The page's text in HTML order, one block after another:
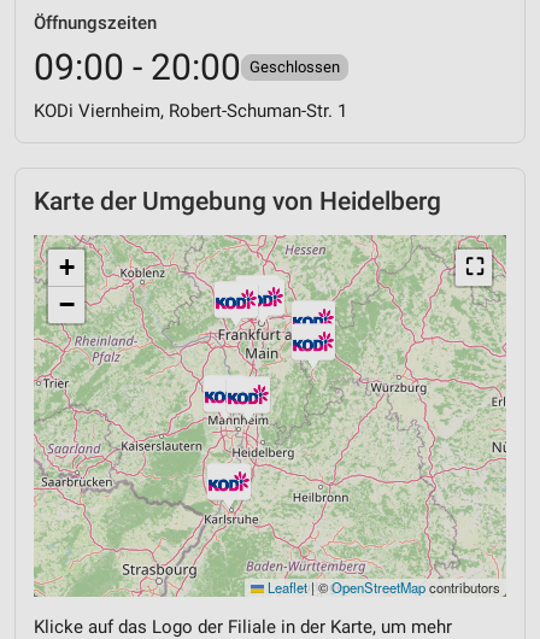
Öffnungszeiten
09:00 - 20:00 Geschlossen
KODi Viernheim, Robert-Schuman-Str. 1
Karte der Umgebung von Heidelberg
⛶
+
−
Leaflet |©OpenStreetMapcontributors
Klicke auf das Logo der Filiale in der Karte, um mehr